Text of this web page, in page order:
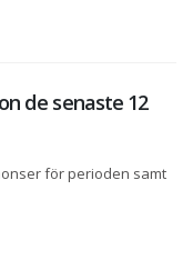
de senaste 12
för perioden samt